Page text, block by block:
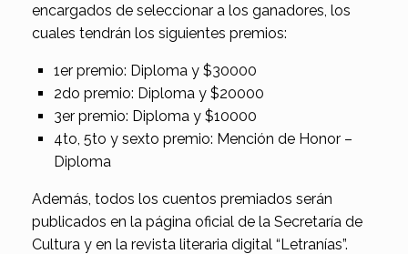
encargados de seleccionar a los ganadores, los
cuales tendrán los siguientes premios:
1er premio: Diploma y $30000
2do premio: Diploma y $20000
3er premio: Diploma y $10000
4to, 5to y sexto premio: Mención de Honor –
Diploma
Además, todos los cuentos premiados serán
publicados en la página oficial de la Secretaría de
Cultura y en la revista literaria digital “Letranías”.